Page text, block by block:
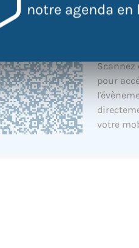
notre agenda
Scannez
pour
votre